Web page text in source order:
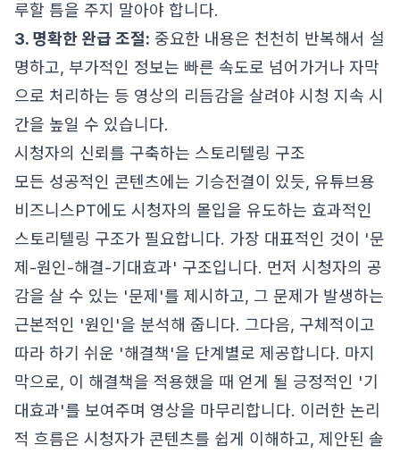
루할 틈을 주지 말아야 합니다.
3. 명확한 완급 조절: 중요한 내용은 천천히 반복해서 설
명하고, 부가적인 정보는 빠른 속도로 넘어가거나 자막
으로 처리하는 등 영상의 리듬감을 살려야 시청 지속 시
간을 높일 수 있습니다.
시청자의 신뢰를 구축하는 스토리텔링 구조
모든 성공적인 콘텐츠에는 기승전결이 있듯, 유튜브용
비즈니스PT에도 시청자의 몰입을 유도하는 효과적인
스토리텔링 구조가 필요합니다. 가장 대표적인 것이 '문
제-원인-해결-기대효과' 구조입니다. 먼저 시청자의 공
감을 살 수 있는 '문제'를 제시하고, 그 문제가 발생하는
근본적인 '원인'을 분석해 줍니다. 그다음, 구체적이고
따라 하기 쉬운 '해결책'을 단계별로 제공합니다. 마지
막으로, 이 해결책을 적용했을 때 얻게 될 긍정적인 '기
대효과'를 보여주며 영상을 마무리합니다. 이러한 논리
적 흐름은 시청자가 콘텐츠를 쉽게 이해하고, 제안된 솔